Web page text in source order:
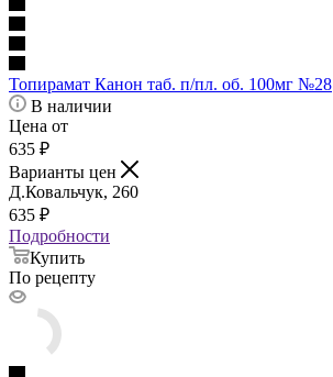
Топирамат Канон таб. п/пл. об. 100мг №28
В наличии
Цена от
635 ₽
Варианты цен
Д.Ковальчук, 260
635 ₽
Подробности
Купить
По рецепту